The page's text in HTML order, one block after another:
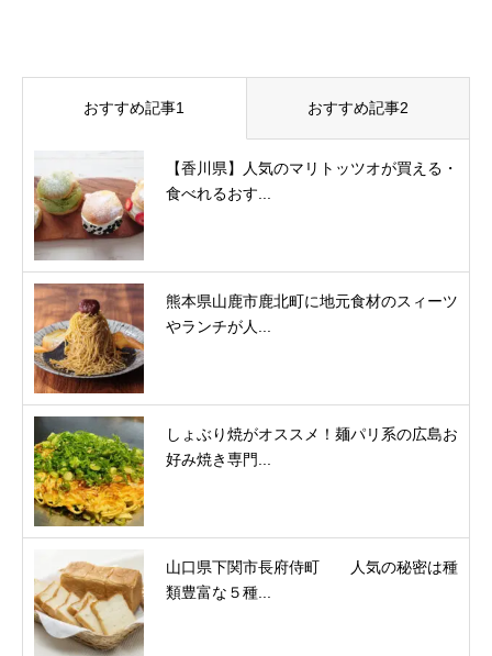
おすすめ記事1 おすすめ記事2
【香川県】人気のマリトッツオが買える・
食べれるおす...
熊本県山鹿市鹿北町に地元食材のスィーツ
やランチが人...
しょぶり焼がオススメ！麺パリ系の広島お
好み焼き専門...
山口県下関市長府侍町 人気の秘密は種
類豊富な５種...